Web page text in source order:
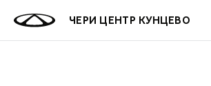
ЧЕРИ ЦЕНТР КУНЦЕВО